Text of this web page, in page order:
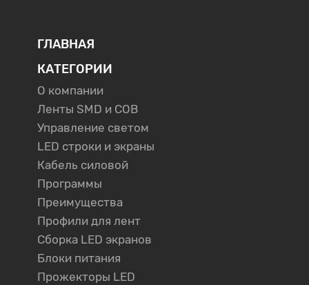
ГЛАВНАЯ
КАТЕГОРИИ
О компании
Ленты SMD и COB
Управление светом
LED строки и экраны
Кабель силовой
Программы
Преимущества
Профили для лент
Сборка LED экранов
Блоки питания
Прожекторы LED